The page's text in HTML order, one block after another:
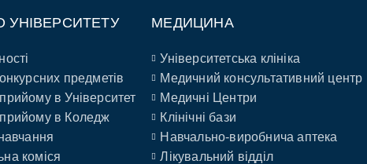
УНІВЕРСИТЕТУ
предметів
в Університет
в Коледж
коміся
МЕДИЦИНА
Університетська клініка
Медичний консультативний центр
Медичні Центри
Клінічні бази
Навчально-виробнича аптека
Лікувальний відділ